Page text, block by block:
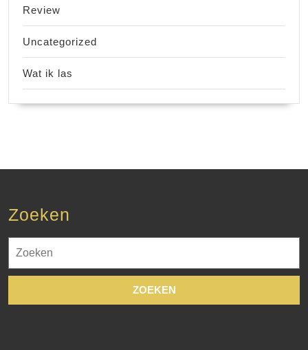
Review
Uncategorized
Wat ik las
Zoeken
naar: